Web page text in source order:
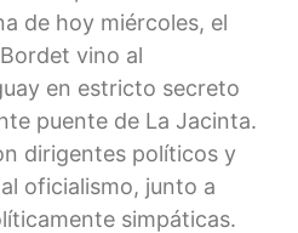
de hoy miércoles, el
vino al
en estricto secreto
puente de La Jacinta.
dirigentes políticos y
oficialismo, junto a
simpáticas.